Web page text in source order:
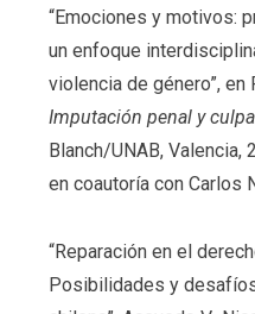
“Emociones y motivos:
un enfoque
violencia de género”, en
Imputación penal y
Blanch/UNAB,
en coautoría con Carlos
“Reparación en el
Posibilidades y